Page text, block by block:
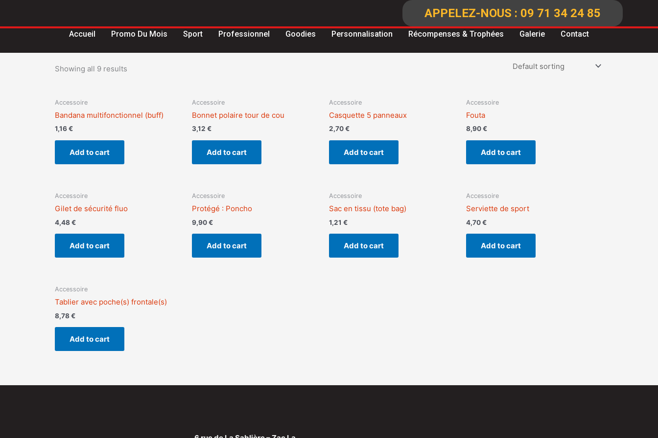
contenu
APPELEZ-NOUS : 09 71 34 24 85
Accueil Promo Du Mois Sport Professionnel Goodies Personnalisation Récompenses & Trophées Galerie Contact
Showing all 9 results
Accessoire
Bandana multifonctionnel (buff)
1,16€
Add to cart
Accessoire
Bonnet polaire tour de cou
3,12 €
Add to cart
Accessoire
Casquette 5 panneaux
2,70€
Add to cart
Accessoire
Fouta
8,90€
Add to cart
Accessoire
Gilet de sécurité fluo
4,48€
Add to cart
Accessoire
Protégé : Poncho
9,90€
Add to cart
Accessoire
Sac en tissu (tote bag)
1,21 €
Add to cart
Accessoire
Serviette de sport
4,70€
Add to cart
Accessoire
Tablier avec poche(s) frontale(s)
8,78€
Add to cart